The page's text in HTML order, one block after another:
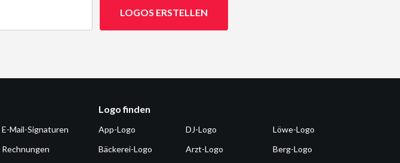
LOGOS ERSTELLEN
E-Mail-Signaturen
Rechnungen
Logo finden
App-Logo
Bäckerei-Logo
DJ-Logo
Arzt-Logo
Löwe-Logo
Berg-Logo